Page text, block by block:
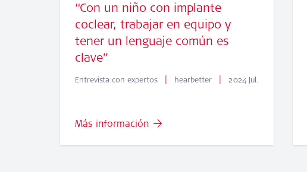
“Con un niño con implante
coclear, trabajar en equipo y
tener un lenguaje común es
clave”
Entrevista con expertos | hearbetter | 2024 Jul.
Más información